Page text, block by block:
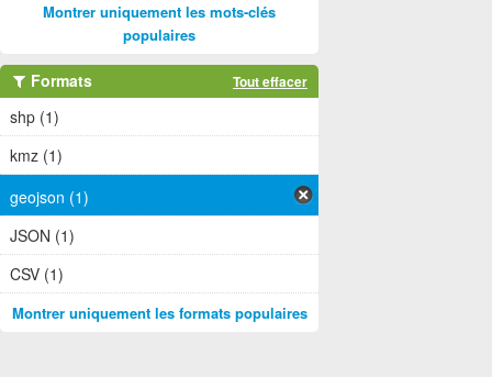
Montrer uniquement les mots-clés
populaires
Formats Tout effacer
shp (1)
kmz (1)
geojson (1)
JSON (1)
CSV (1)
Montrer uniquement les formats populaires